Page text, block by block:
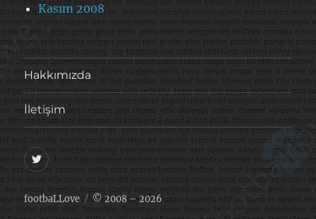
Kasım 2008
Hakkımızda
İletişim
@footballove
footbaLLove © 2008 – 2026